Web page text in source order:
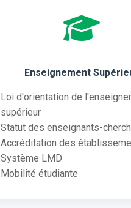
Enseignement
Loi d'orientation de
supérieur
Statut des enseignants-
Accréditation des
Système LMD
Mobilité étudiante